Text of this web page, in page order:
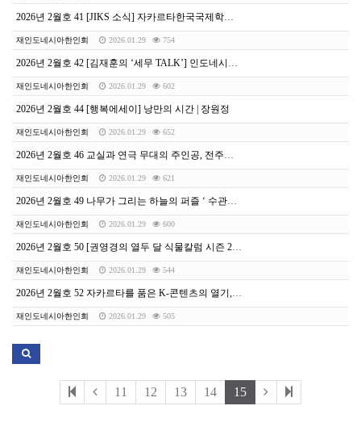
2026년 2월호 41 [JIKS 소식] 자카르타한국국제학교, ‘2026 학년도 대입 결과 발표’
재인도네시아한인회 2026.01.29 754
2026년 2월호 42 [김재훈의 ‘세무 TALK’] 인도네시아 비즈니스 성공을 위한 필독서 2선
재인도네시아한인회 2026.01.29 602
2026년 2월호 44 [행복에세이] 낭만의 시간 | 장원정
재인도네시아한인회 2026.01.29 652
2026년 2월호 46 교실과 연극 무대의 주인공, 전주전라초 문성철 교사
재인도네시아한인회 2026.01.29 621
2026년 2월호 49 나무가 그리는 하늘의 퍼즐 ‘ 수관기피현상’
재인도네시아한인회 2026.01.29 600
2026년 2월호 50 [권영경의 열두 달 식물칼럼 시즌 2] 결핍의 미학, 끌려가는 삶에서 내가 주도하는 삶으로!!
재인도네시아한인회 2026.01.29 544
2026년 2월호 52 자카르타를 품은 K-콘텐츠의 열기, ‘K-life K-live HUG’ 콘서트 성료
재인도네시아한인회 2026.01.29 505
11 12 13 14 15